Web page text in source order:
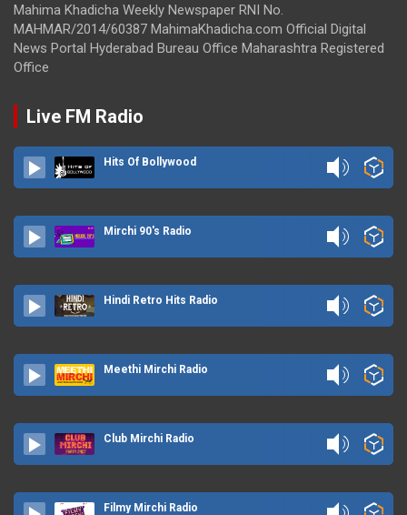
Mahima Khadicha Weekly Newspaper RNI No.
MAHMAR/2014/60387 MahimaKhadicha.com Official Digital
News Portal Hyderabad Bureau Office Maharashtra Registered
Office
Live FM Radio
Hits Of Bollywood
Mirchi 90's Radio
Hindi Retro Hits Radio
Meethi Mirchi Radio
Club Mirchi Radio
Filmy Mirchi Radio